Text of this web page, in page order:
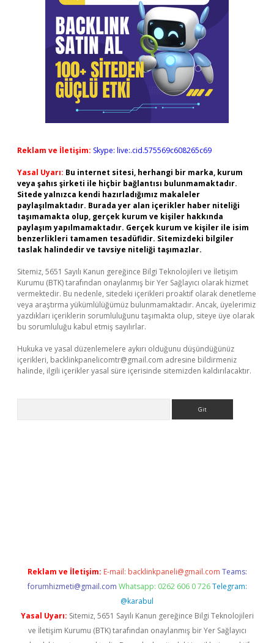
Reklam ve İletişim: Skype: live:.cid.575569c608265c69
Yasal Uyarı: Bu internet sitesi, herhangi bir marka, kurum
veya şahıs şirketi ile hiçbir bağlantısı bulunmamaktadır.
Sitede yalnızca kendi hazırladığımız makaleler
paylaşılmaktadır. Burada yer alan içerikler haber niteliği
taşımamakta olup, gerçek kurum ve kişiler hakkında
paylaşım yapılmamaktadır. Gerçek kurum ve kişiler ile isim
benzerlikleri tamamen tesadüfidir. Sitemizdeki bilgiler
taslak halindedir ve tavsiye niteliği taşımazlar.
Sitemiz, 5651 Sayılı Kanun gereğince Bilgi Teknolojileri ve İletişim
Kurumu (BTK) tarafından onaylanmış bir Yer Sağlayıcı olarak hizmet
vermektedir. Bu nedenle, sitedeki içerikleri proaktif olarak denetleme
veya araştırma yükümlülüğümüz bulunmamaktadır. Ancak, üyelerimiz
yazdıkları içeriklerin sorumluluğunu taşımakta olup, siteye üye olarak
bu sorumluluğu kabul etmiş sayılırlar.
Hukuka ve yasal düzenlemelere aykırı olduğunu düşündüğünüz
içerikleri, backlinkpanelicomtr@gmail.com adresine bildirmeniz
halinde, ilgili içerikler yasal süre içerisinde sitemizden kaldırılacaktır.
Reklam ve İletişim: E-mail: backlinkpaneli@gmail.com Teams:
forumhizmeti@gmail.com Whatsapp: 0262 606 0 726 Telegram:
@karabul
Yasal Uyarı: Sitemiz, 5651 Sayılı Kanun gereğince Bilgi Teknolojileri
ve İletişim Kurumu (BTK) tarafından onaylanmış bir Yer Sağlayıcı